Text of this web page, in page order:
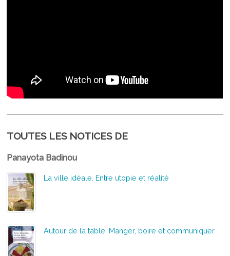
TOUTES LES NOTICES DE
Panayota Badinou
La ville idéale. Entre utopie et réalité
Autour de la table. Manger, boire et communiquer